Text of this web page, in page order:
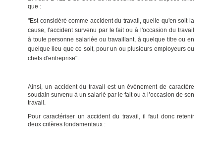
que :
"Est considéré comme accident du travail, quelle qu'en soit la
cause, l'accident survenu par le fait ou à l'occasion du travail
à toute personne salariée ou travaillant, à quelque titre ou en
quelque lieu que ce soit, pour un ou plusieurs employeurs ou
chefs d'entreprise".
Ainsi, un accident du travail est un événement de caractère
soudain survenu à un salarié par le fait ou à l’occasion de son
travail.
Pour caractériser un accident du travail, il faut donc retenir
deux critères fondamentaux :